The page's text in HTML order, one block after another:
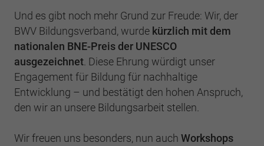
Und es gibt noch mehr Grund zur Freude: Wir, der
BWV Bildungsverband, wurdekürzlich mit dem
nationalen BNE-Preis der UNESCO
ausgezeichnet. Diese Ehrung würdigt unser
Engagement für Bildung für nachhaltige
Entwicklung – und bestätigt den hohen Anspruch,
den wir an unsere Bildungsarbeit stellen.
Wir freuen uns besonders, nun auch Workshops